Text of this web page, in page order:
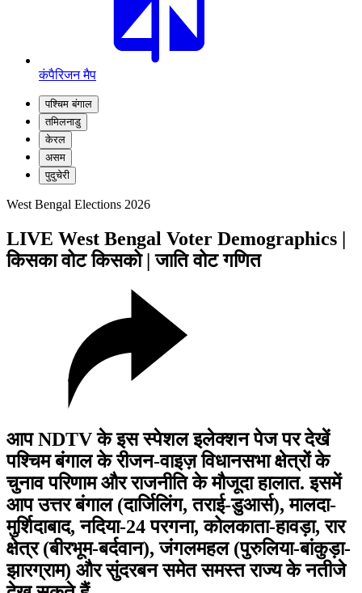
कंपैरिजन मैप
पश्चिम बंगाल
तमिलनाडु
केरल
असम
पुदुचेरी
West Bengal Elections 2026
LIVE West Bengal Voter Demographics |
किसका वोट किसको | जाति वोट गणित
आप NDTV के इस स्पेशल इलेक्शन पेज पर देखें
पश्चिम बंगाल के रीजन-वाइज़ विधानसभा क्षेत्रों के
चुनाव परिणाम और राजनीति के मौजूदा हालात. इसमें
आप उत्तर बंगाल (दार्जिलिंग, तराई-डुआर्स), मालदा-
मुर्शिदाबाद, नदिया-24 परगना, कोलकाता-हावड़ा, रार
क्षेत्र (बीरभूम-बर्दवान), जंगलमहल (पुरुलिया-बांकुड़ा-
झारग्राम) और सुंदरबन समेत समस्त राज्य के नतीजे